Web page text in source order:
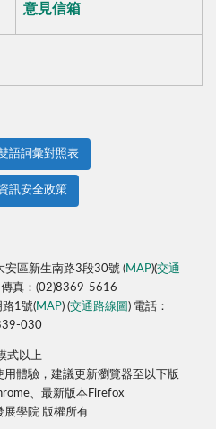
意見信箱
語詞彙對照表
訊安全政策
區新生南路3段30號 (MAP)(交通
真：(02)8369-5616
1號(MAP) (交通路線圖) 電話：
030
式以上
體驗，建議更新瀏覽器至以下版
、最新版本Firefox
展學院 版權所有